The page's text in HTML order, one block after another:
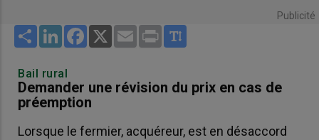
Publicité
Share LinkedInFacebook
X Email Print
Bail rural
Demander une révision du prix en cas de
préemption
Lorsque le fermier, acquéreur, est en désaccord